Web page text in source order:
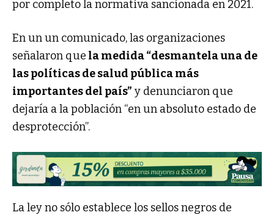
por completo la normativa sancionada en 2021.
En un un comunicado, las organizaciones
señalaron que la medida “desmantela una de
las políticas de salud pública más
importantes del país” y denunciaron que
dejaría a la población “en un absoluto estado de
desprotección”.
La ley no sólo establece los sellos negros de